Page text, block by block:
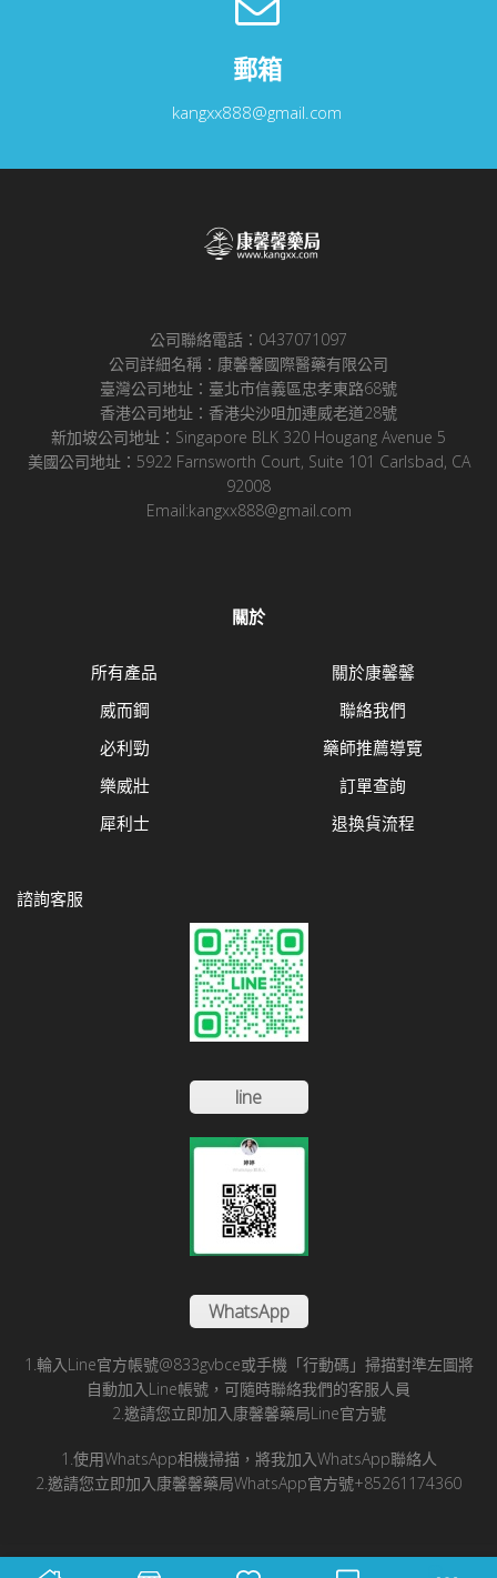
郵箱
kangxx888@gmail.com
公司聯絡電話：0437071097
公司詳細名稱：康馨馨國際醫藥有限公司
臺灣公司地址：臺北市信義區忠孝東路68號
香港公司地址：香港尖沙咀加連威老道28號
新加坡公司地址：Singapore BLK 320 Hougang Avenue 5
美國公司地址：5922 Farnsworth Court, Suite 101 Carlsbad, CA
92008
Email:kangxx888@gmail.com
關於
所有產品
威而鋼
必利勁
樂威壯
犀利士
關於康馨馨
聯絡我們
藥師推薦導覽
訂單查詢
退換貨流程
諮詢客服
line
WhatsApp
1.輪入Line官方帳號@833gvbce或手機「行動碼」掃描對準左圖將
自動加入Line帳號，可隨時聯絡我們的客服人員
2.邀請您立即加入康馨馨藥局Line官方號
1.使用WhatsApp相機掃描，將我加入WhatsApp聯絡人
2.邀請您立即加入康馨馨藥局WhatsApp官方號+85261174360
© 2025 康馨馨國際醫藥有限公司版所有